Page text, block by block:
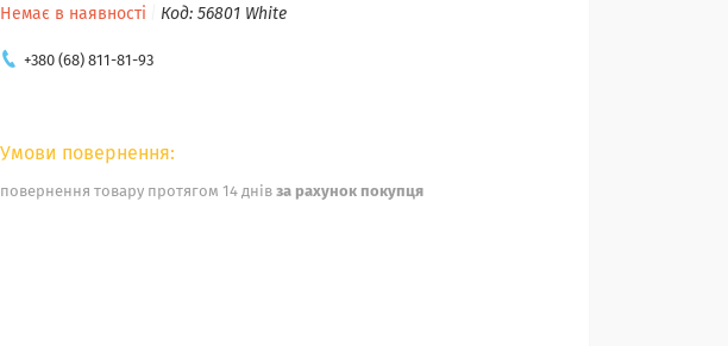
Немає в наявності Код: 56801 White
+380 (68) 811-81-93
повернення товару протягом 14 днів за рахунок покупця